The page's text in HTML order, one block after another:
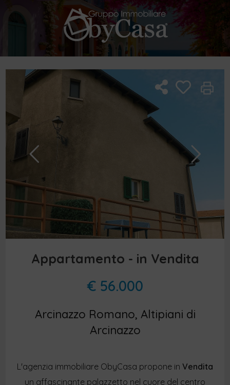
Appartamento - in Vendita
€ 56.000
Arcinazzo Romano, Altipiani di
Arcinazzo
L'agenzia immobiliare ObyCasa propone in Vendita
un affascinante palazzetto nel cuore del centro